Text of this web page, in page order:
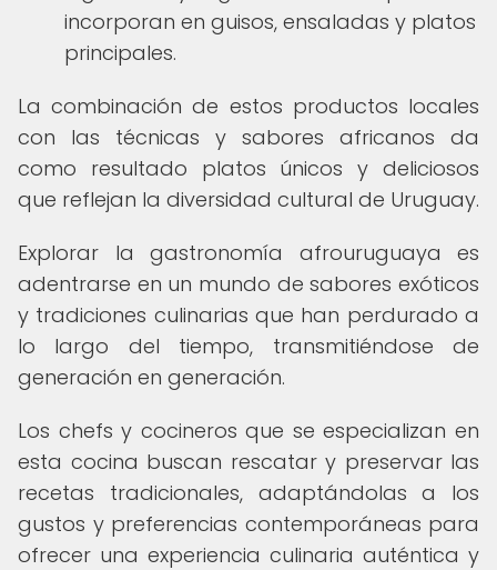
incorporan en guisos, ensaladas y platos
principales.
La combinación de estos productos locales
con las técnicas y sabores africanos da
como resultado platos únicos y deliciosos
que reflejan la diversidad cultural de Uruguay.
Explorar la gastronomía afrouruguaya es
adentrarse en un mundo de sabores exóticos
y tradiciones culinarias que han perdurado a
lo largo del tiempo, transmitiéndose de
generación en generación.
Los chefs y cocineros que se especializan en
esta cocina buscan rescatar y preservar las
recetas tradicionales, adaptándolas a los
gustos y preferencias contemporáneas para
ofrecer una experiencia culinaria auténtica y